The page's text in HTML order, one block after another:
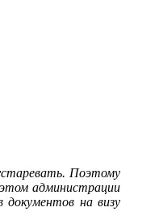
Поэтому
администрации
на визу